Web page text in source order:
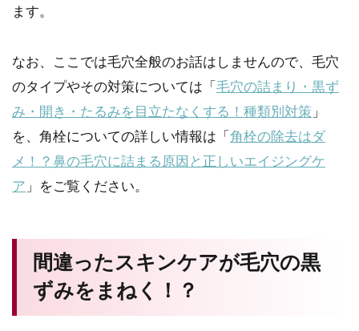
ます。
なお、ここでは毛穴全般のお話はしませんので、毛穴
のタイプやその対策については「 毛穴の詰まり・黒ず
み・開き・たるみを目立たなくする！種類別対策 」
を、角栓についての詳しい情報は「 角栓の除去はダ
メ！？鼻の毛穴に詰まる原因と正しいエイジングケ
ア 」をご覧ください。
間違ったスキンケアが毛穴の黒
ずみをまねく！？